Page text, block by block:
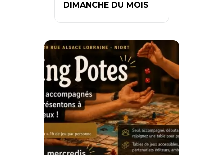
DIMANCHE DU MOIS